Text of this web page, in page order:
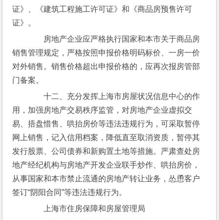
证》、《建筑工程施工许可证》和《商品房预售许可
证》。
房地产企业应严格执行国家和本市关于商品房
销售管理规定，严格按照申报价格明码标价、一房一价
对外销售。销售价格超出申报价格的，应再次报房管部
门备案。
十二、充分发挥上海市房屋状况信息中心的作
用，加强房地产交易秩序监管，对房地产企业虚拟交
易、捂盘惜售、哄抬房价等违法违规行为，可采取暂停
网上销售，记入信用档案，降低直至取消资质，暂停其
发行股票、公司债券和新购置土地等措施。严肃查处房
地产经纪机构与房地产开发企业联手炒作、哄抬房价，
从事国家和本市禁止流通的房地产转让业务，怂恿客户
签订“阴阳合同”等违法违规行为。
上海市住房保障和房屋管理局